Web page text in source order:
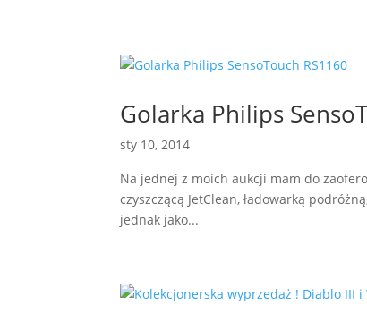
Golarka Philips
sty 10, 2014
Na jednej z moich aukcji mam do
czyszczącą JetClean, ładowarką
jednak jako...